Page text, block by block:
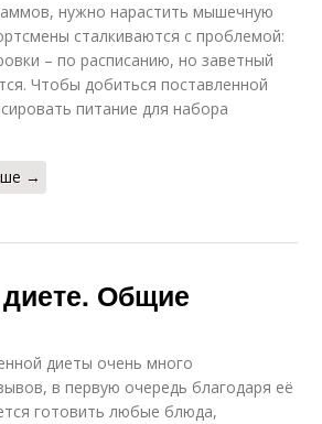
нужно нарастить мышечную
сталкиваются с проблемой:
– по расписанию, но заветный
Чтобы добиться поставленной
питание для набора
→
Общие
диеты очень много
в первую очередь благодаря её
готовить любые блюда,